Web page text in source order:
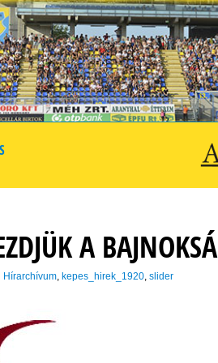
A
Hírarchívum, kepes_hirek_1920, slider